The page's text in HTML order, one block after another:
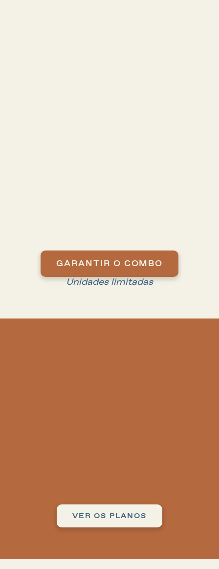
GARANTIR O COMBO
Unidades limitadas
VER OS PLANOS